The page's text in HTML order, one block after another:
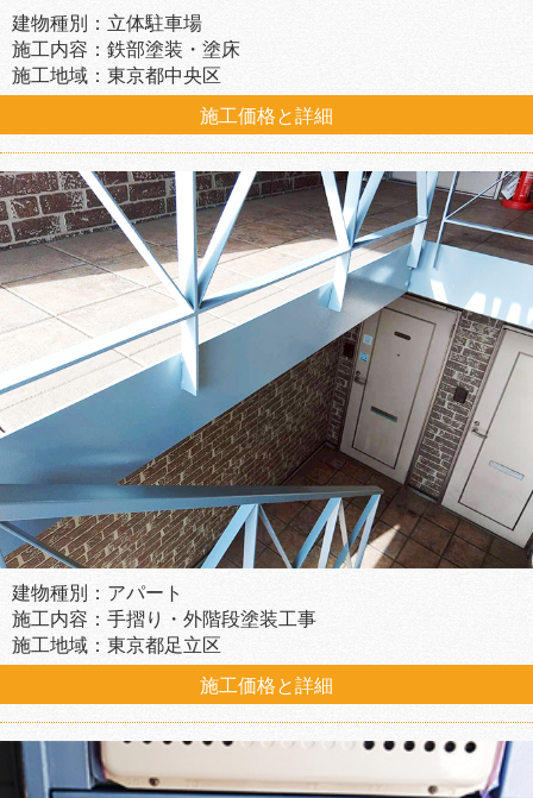
建物種別：立体駐車場
施工内容：鉄部塗装・塗床
施工地域：東京都中央区
施工価格と詳細
建物種別：アパート
施工内容：手摺り・外階段塗装工事
施工地域：東京都足立区
施工価格と詳細